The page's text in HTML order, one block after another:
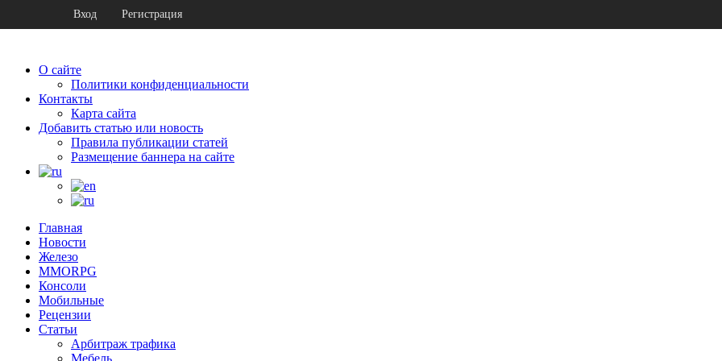
О сайте
Политики конфиденциальности
Контакты
Карта сайта
Добавить статью или новость
Правила публикации статей
Размещение баннера на сайте
Главная
Новости
Железо
MMORPG
Консоли
Мобильные
Рецензии
Статьи
Арбитраж трафика
Мебель
Вход Регистрация